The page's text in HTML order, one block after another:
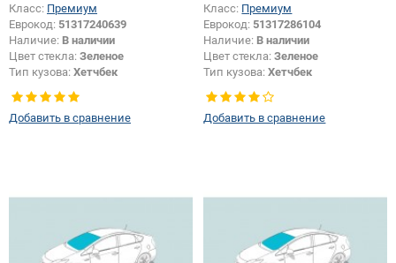
Класс: Премиум
Еврокод: 51317240639
Наличие: В наличии
Цвет стекла: Зеленое
Тип кузова: Хетчбек
шелкографии:
Добавить в сравнение
Класс: Премиум
Еврокод: 51317286104
Наличие: В наличии
Цвет стекла:Зеленое
Тип кузова:Хетчбек
шелкографии:
Добавить в сравнение